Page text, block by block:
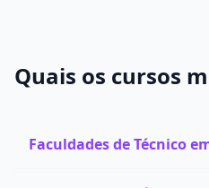
Quais os cursos
Faculdades de Técnico